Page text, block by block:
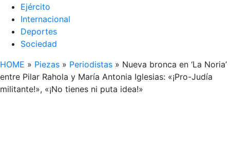
Ejército
Internacional
Deportes
Sociedad
HOME » Piezas » Periodistas » Nueva bronca en ‘La Noria’
entre Pilar Rahola y María Antonia Iglesias: «¡Pro-Judía
militante!», «¡No tienes ni puta idea!»